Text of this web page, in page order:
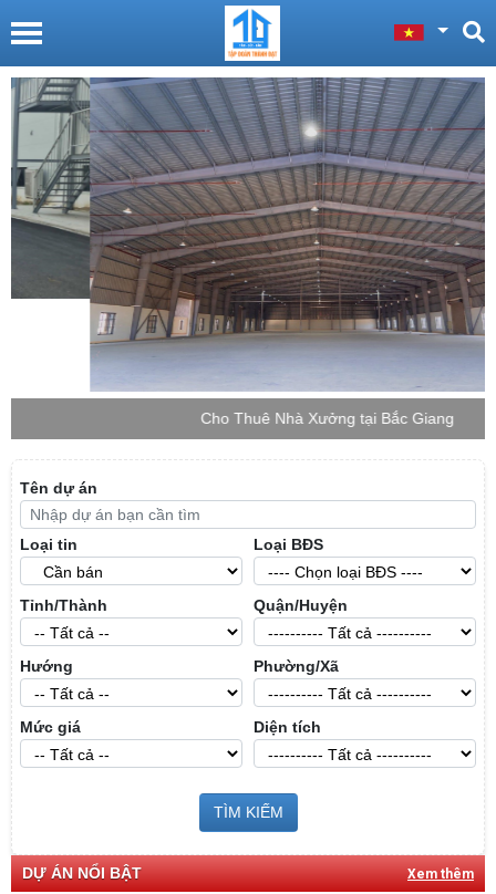
Cho Thuê Nhà Xưởng tại Bắc Giang
Tên dự án
Loại tin Loại BĐS
Tỉnh/Thành Quận/Huyện
Hướng Phường/Xã
Mức giá Diện tích
TÌM KIẾM
DỰ ÁN NỔI BẬT Xem thêm